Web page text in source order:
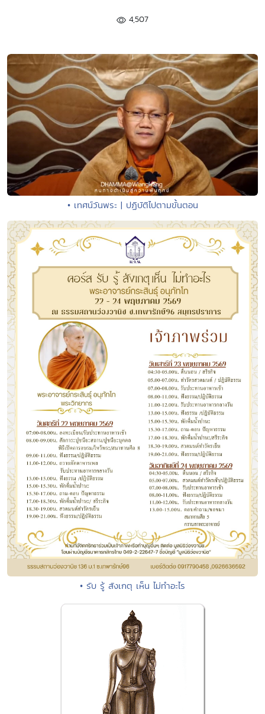
4,507
• เทศน์วันพระ | ปฏิบัติไปตามขั้นตอน
• รับ รู้ สังเกตุ เห็น ไม่ทำอะไร